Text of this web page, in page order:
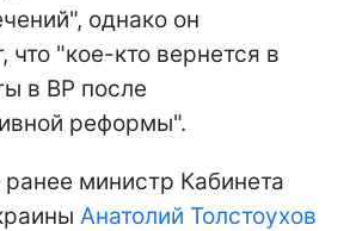
однако он
что "кое-кто вернется в
в ВР после
реформы".
министр Кабинета
Анатолий Толстоухов